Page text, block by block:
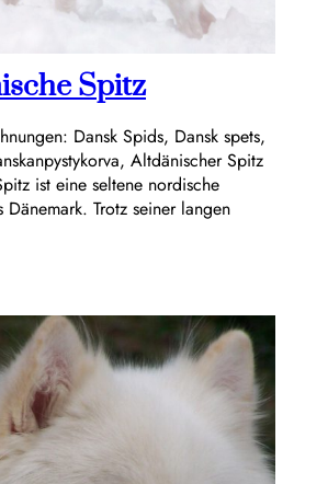
Spitz
Dansk Spids, Dansk spets,
Altdänischer Spitz
ist eine seltene nordische
Dänemark. Trotz seiner langen